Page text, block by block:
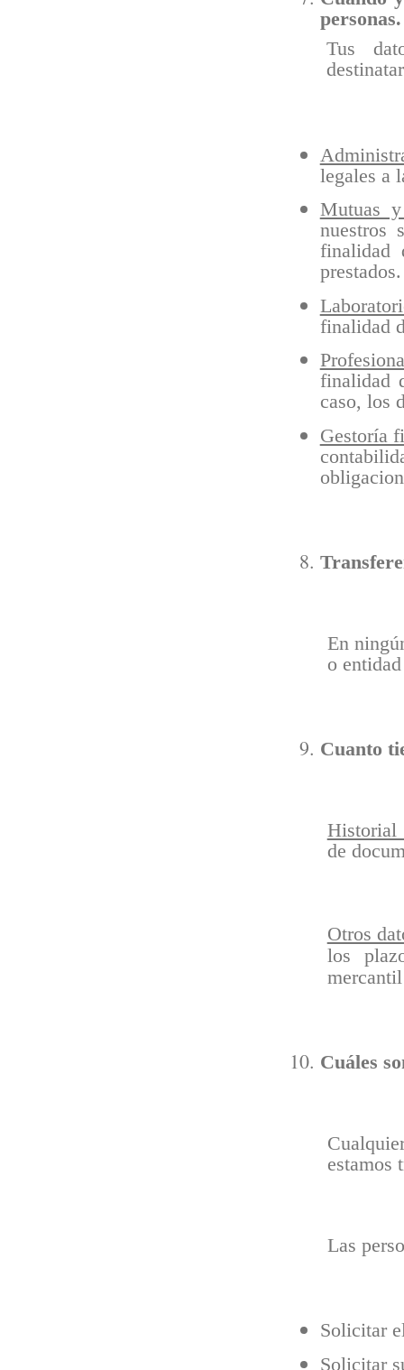
personas.
Tus
legales a
Mutuas
nuestros
finalidad
prestados.
finalidad
finalidad
caso, los
Gestoría
En
o
Cuanto
Historial
de
Otros
los
mercantil
Cuáles
estamos
Las
Solicitar
Solicitar